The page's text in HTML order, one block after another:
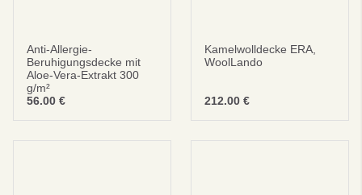
Anti-Allergie-
Beruhigungsdecke mit
Aloe-Vera-Extrakt 300
g/m²
56.00 €
Kamelwolldecke ERA,
WoolLando
212.00 €